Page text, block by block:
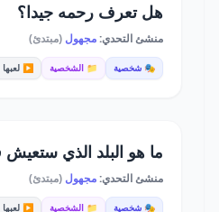
هل تعرف رحمه جيدا؟
منشئ التحدي:مجهول (مبتدئ)
🎭 شخصية 📁 الشخصية ▶️ لعبها 25
ما هو البلد الذي ستعيش
منشئ التحدي:مجهول (مبتدئ)
🎭 شخصية 📁 الشخصية ▶️ لعبها 12